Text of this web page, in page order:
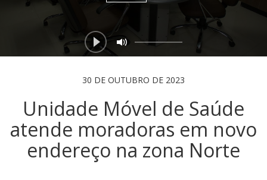
30 DE OUTUBRO DE 2023
Unidade Móvel de Saúde
atende moradoras em novo
endereço na zona Norte